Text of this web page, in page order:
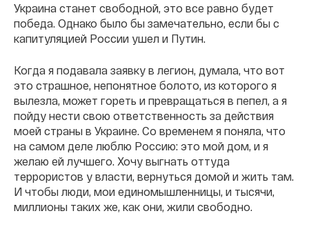
Украина станет свободной, это все равно будет
победа. Однако было бы замечательно, если бы с
капитуляцией России ушел и Путин.
Когда я подавала заявку в легион, думала, что вот
это страшное, непонятное болото, из которого я
вылезла, может гореть и превращаться в пепел, а я
пойду нести свою ответственность за действия
моей страны в Украине. Со временем я поняла, что
на самом деле люблю Россию: это мой дом, и я
желаю ей лучшего. Хочу выгнать оттуда
террористов у власти, вернуться домой и жить там.
И чтобы люди, мои единомышленницы, и тысячи,
миллионы таких же, как они, жили свободно.